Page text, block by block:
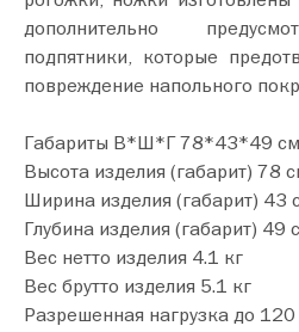
дополнительно
подпятники, которые
повреждение напольного
Габариты В*Ш*Г 78*43*49 см
Высота изделия (габарит) 78
Ширина изделия (габарит) 43
Глубина изделия (габарит) 49
Вес нетто изделия 4.1 кг
Вес брутто изделия 5.1 кг
Разрешенная нагрузка до 120